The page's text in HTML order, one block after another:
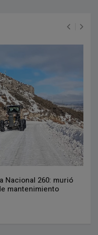
Nacional 260: murió
mantenimiento